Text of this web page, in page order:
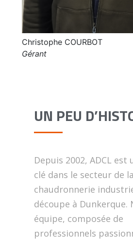
Christophe COURBOT
Gérant
UN PEU
Depuis 2002, ADCL est
clé dans le secteur de la
chaudronnerie
découpe à Dunkerque.
équipe, composée de
professionnels